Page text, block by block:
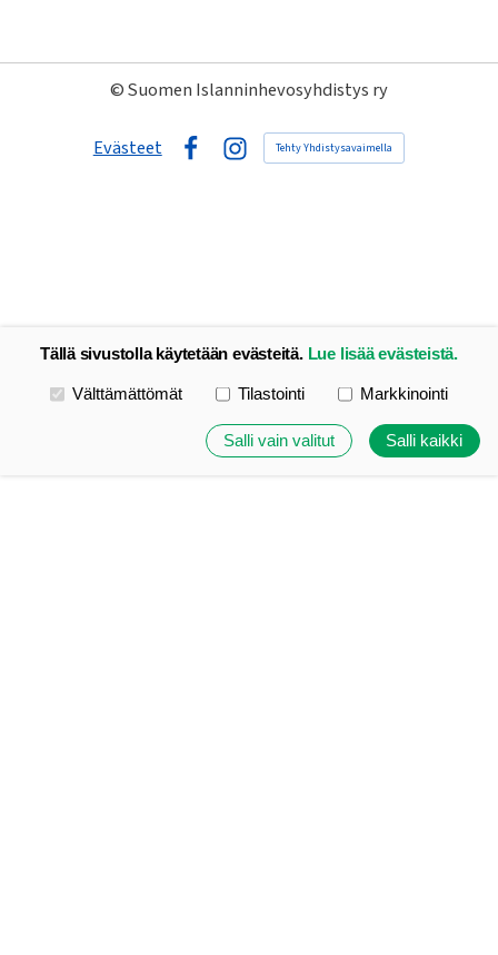
©Suomen Islanninhevosyhdistys ry
Evästeet
Tehty Yhdistysavaimella
Tällä sivustolla käytetään evästeitä. Lue lisää evästeistä.
Valitse käytettävät evästeet
Välttämättömät Tilastointi Markkinointi
Salli vain valitut Salli kaikki